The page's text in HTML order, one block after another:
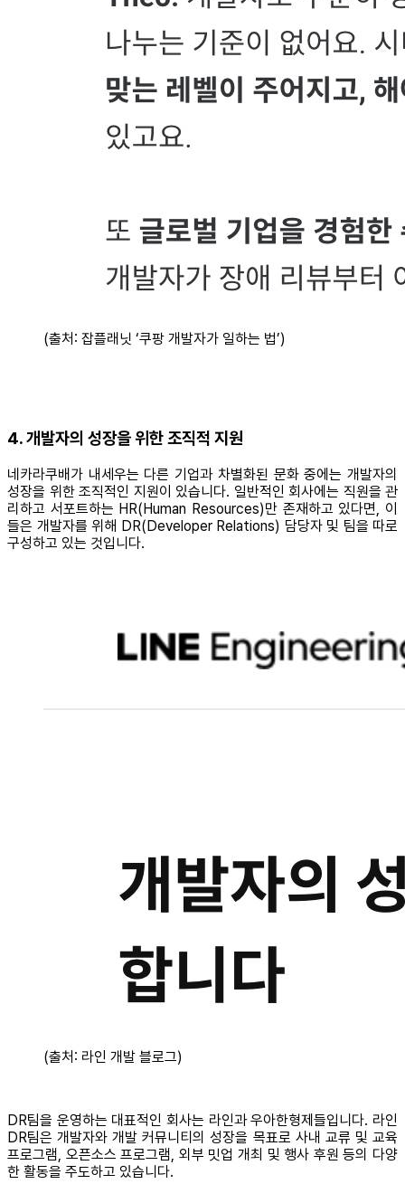
(출처: 잡플래닛 ‘쿠팡 개발자가 일하는 법’)
4. 개발자의 성장을 위한 조직적 지원
네카라쿠배가 내세우는 다른 기업과 차별화된 문화 중에는 개발자의
성장을 위한 조직적인 지원이 있습니다. 일반적인 회사에는 직원을 관
리하고 서포트하는 HR(Human Resources)만 존재하고 있다면, 이
들은 개발자를 위해 DR(Developer Relations) 담당자 및 팀을 따로
구성하고 있는 것입니다.
(출처: 라인 개발 블로그)
DR팀을 운영하는 대표적인 회사는 라인과 우아한형제들입니다. 라인
DR팀은 개발자와 개발 커뮤니티의 성장을 목표로 사내 교류 및 교육
프로그램, 오픈소스 프로그램, 외부 밋업 개최 및 행사 후원 등의 다양
한 활동을 주도하고 있습니다.